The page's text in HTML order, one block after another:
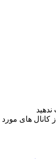
کانال های